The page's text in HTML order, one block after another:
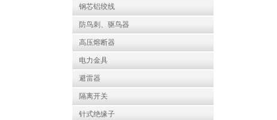
钢芯铝绞线
防鸟刺、驱鸟器
高压熔断器
电力金具
避雷器
隔离开关
针式绝缘子